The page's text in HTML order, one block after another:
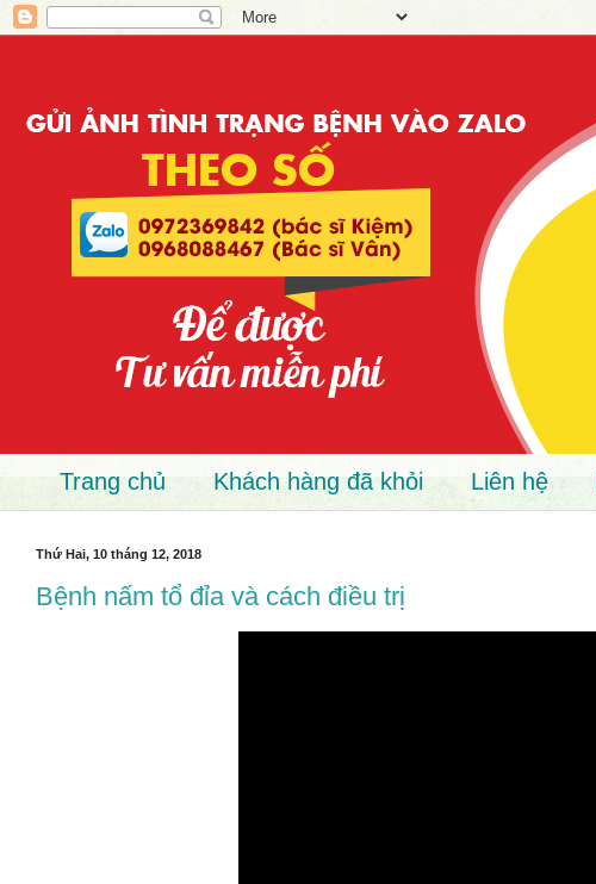
Trang chủ Khách hàng đã khỏi Liên hệ
Thứ Hai, 10 tháng 12, 2018
Bệnh nấm tổ đỉa và cách điều trị